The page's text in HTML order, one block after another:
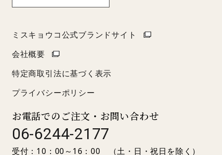
ミスキョウコ公式ブランドサイト
会社概要
特定商取引法に基づく表示
プライバシーポリシー
お電話でのご注文・お問い合わせ
06-6244-2177
受付：10：00～16：00 （土・日・祝日を除く）